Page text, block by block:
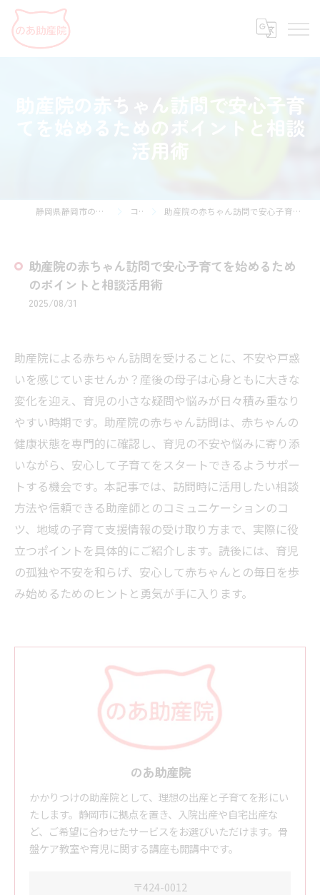
助産院の赤ちゃん訪問で安心子育
てを始めるためのポイントと相談
活用術
静岡県静岡市の助産院ならのあ助産院 コラム 助産院の赤ちゃん訪問で安心子育てを始めるためのポイントと相談活用術
助産院の赤ちゃん訪問で安心子育てを始めるため
のポイントと相談活用術
2025/08/31
助産院による赤ちゃん訪問を受けることに、不安や戸惑
いを感じていませんか？産後の母子は心身ともに大きな
変化を迎え、育児の小さな疑問や悩みが日々積み重なり
やすい時期です。助産院の赤ちゃん訪問は、赤ちゃんの
健康状態を専門的に確認し、育児の不安や悩みに寄り添
いながら、安心して子育てをスタートできるようサポー
トする機会です。本記事では、訪問時に活用したい相談
方法や信頼できる助産師とのコミュニケーションのコ
ツ、地域の子育て支援情報の受け取り方まで、実際に役
立つポイントを具体的にご紹介します。読後には、育児
の孤独や不安を和らげ、安心して赤ちゃんとの毎日を歩
み始めるためのヒントと勇気が手に入ります。
のあ助産院
かかりつけの助産院として、理想の出産と子育てを形にい
たします。静岡市に拠点を置き、入院出産や自宅出産な
ど、ご希望に合わせたサービスをお選びいただけます。骨
盤ケア教室や育児に関する講座も開講中です。
〒424-0012